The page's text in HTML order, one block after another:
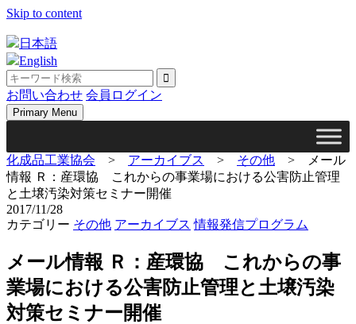
Skip to content
日本語
English
お問い合わせ 会員ログイン
Primary Menu
化成品工業協会 > アーカイブス > その他 >
メール
情報 Ｒ：産環協 これからの事業場における公害防止管理
と土壌汚染対策セミナー開催
2017/11/28
カテゴリー その他 アーカイブス 情報発信プログラム
メール情報 Ｒ：産環協 これからの事
業場における公害防止管理と土壌汚染
対策セミナー開催